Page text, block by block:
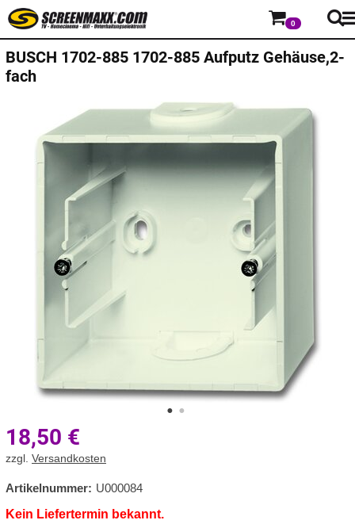
0
BUSCH 1702-885 1702-885 Aufputz Gehäuse,2-
fach
18,50 €
zzgl. Versandkosten
Artikelnummer: U000084
Kein Liefertermin bekannt.